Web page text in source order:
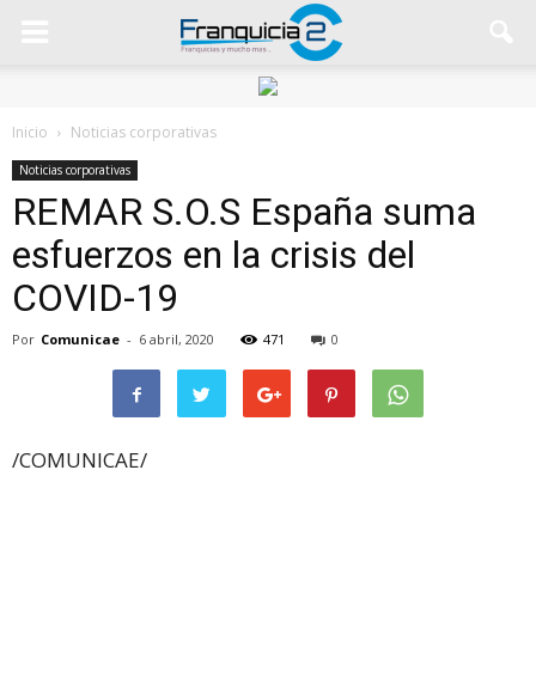
Inicio Noticias corporativas
Noticias corporativas
REMAR S.O.S España suma
esfuerzos en la crisis del
COVID-19
Por Comunicae - 6 abril, 2020 471 0
/COMUNICAE/